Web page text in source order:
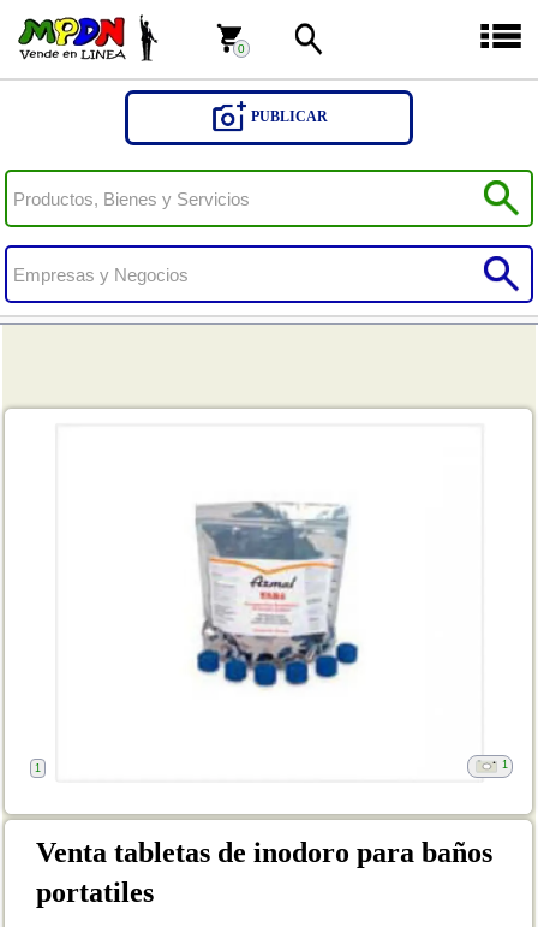
0
PUBLICAR
0
1 1
Venta tabletas de inodoro para baños
portatiles